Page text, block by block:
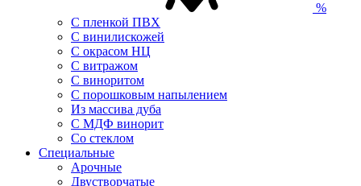
%
С пленкой ПВХ
С винилискожей
С окрасом НЦ
С витражом
С виноритом
С порошковым напылением
Из массива дуба
С МДФ винорит
Со стеклом
Специальные
Арочные
Двустворчатые